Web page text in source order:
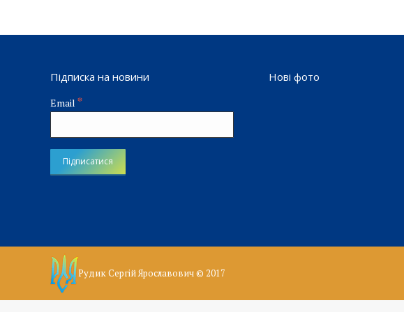
Підписка на новини
Email *
Нові фото
Рудик Сергій Ярославович © 2017